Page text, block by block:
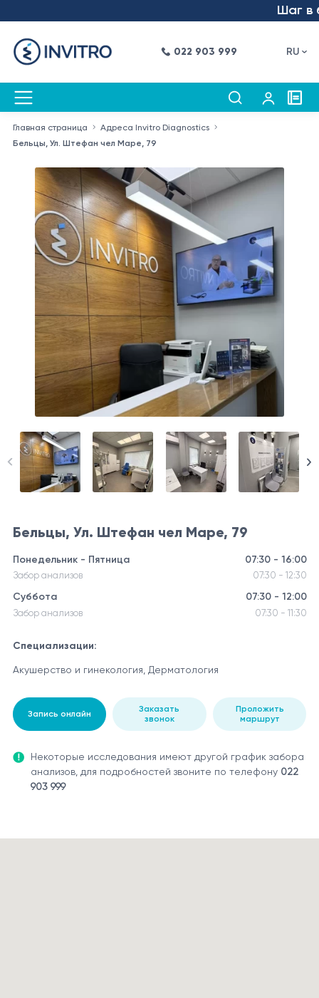
Шаг в
022 903 999 RU
Главная страница
Адреса Invitro Diagnostics
Бельцы, Ул. Штефан чел Маре, 79
Бельцы, Ул. Штефан чел Маре, 79
Понедельник - Пятница 07:30 - 16:00
Забор анализов 07:30 - 12:30
Суббота 07:30 - 12:00
Забор анализов 07:30 - 11:30
Специализации:
Акушерство и гинекология, Дерматология
Запись онлайн
Заказать
звонок
Проложить
маршрут
Некоторые исследования имеют другой график забора
анализов, для подробностей звоните по телефону 022
903 999